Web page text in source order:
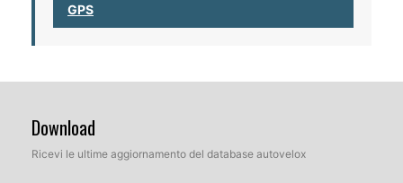
GPS
Download
Ricevi le ultime aggiornamento del database autovelox